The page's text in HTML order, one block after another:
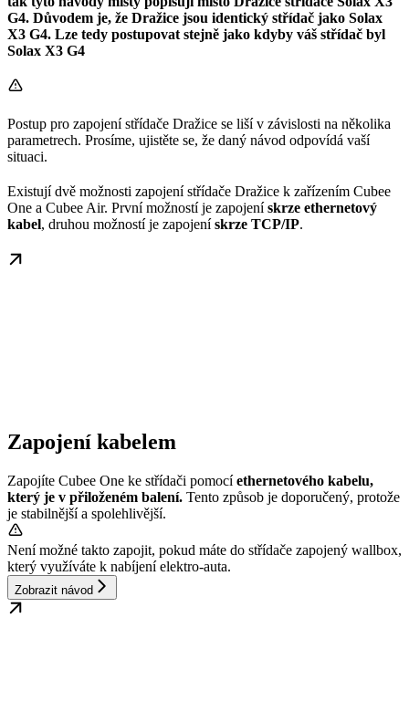
G4. Důvodem je, že Dražice jsou identický střídač jako Solax
X3 G4. Lze tedy postupovat stejně jako kdyby váš střídač byl
Solax X3 G4
Postup pro zapojení střídače Dražice se liší v závislosti na několika
parametrech. Prosíme, ujistěte se, že daný návod odpovídá vaší
situaci.
Existují dvě možnosti zapojení střídače Dražice k zařízením Cubee
One a Cubee Air. První možností je zapojenískrze ethernetový
kabel, druhou možností je zapojenískrze TCP/IP.
Zapojení kabelem
Zapojíte Cubee One ke střídači pomocíethernetového kabelu,
který je v přiloženém balení. Tento způsob je doporučený, protože
je stabilnější a spolehlivější.
Není možné takto zapojit, pokud máte do střídače zapojený wallbox,
který využíváte k nabíjení elektro-auta.
Zobrazit návod